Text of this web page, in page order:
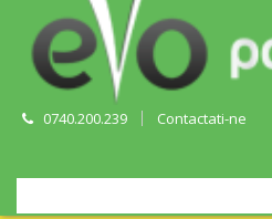
0740.200.239 Contactati-ne